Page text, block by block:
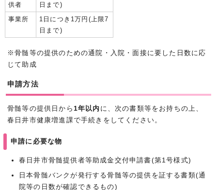
供者
日まで)
事業所
1日につき1万円(上限7
日まで)
※骨髄等の提供のための通院・入院・面接に要した日数に応
じて助成
申請方法
骨髄等の提供日から 1年以内 に、次の書類等をお持ちの上、
春日井市健康増進課で手続きをしてください。
申請に必要な物
春日井市骨髄提供者等助成金交付申請書(第1号様式)
日本骨髄バンクが発行する骨髄等の提供を証する書類(通
院等の日数が確認できるもの)